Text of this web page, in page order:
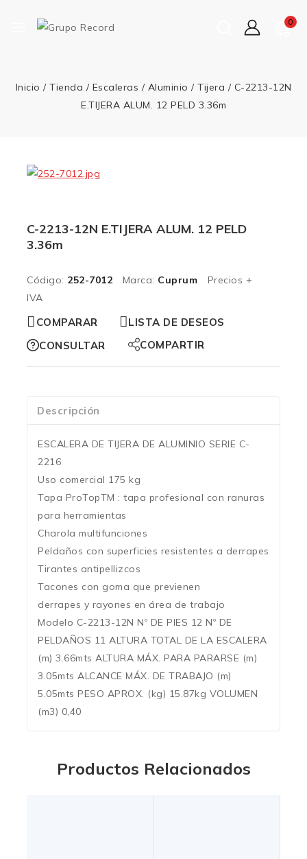
0
Inicio / Tienda / Escaleras / Aluminio / Tijera / C-2213-12N
E.TIJERA ALUM. 12 PELD 3.36m
C-2213-12N E.TIJERA ALUM. 12 PELD
3.36m
Código: 252-7012 Marca: Cuprum Precios +
IVA
COMPARAR
LISTA DE DESEOS
CONSULTAR
COMPARTIR
Descripción
ESCALERA DE TIJERA DE ALUMINIO SERIE C-
2216
Uso comercial 175 kg
Tapa ProTopTM : tapa profesional con ranuras
para herramientas
Charola multifunciones
Peldaños con superficies resistentes a derrapes
Tirantes antipellizcos
Tacones con goma que previenen
derrapes y rayones en área de trabajo
Modelo C-2213-12N Nº DE PIES 12 Nº DE
PELDAÑOS 11 ALTURA TOTAL DE LA ESCALERA
(m) 3.66mts ALTURA MÁX. PARA PARARSE (m)
3.05mts ALCANCE MÁX. DE TRABAJO (m)
5.05mts PESO APROX. (kg) 15.87kg VOLUMEN
(m3) 0,40
Productos Relacionados